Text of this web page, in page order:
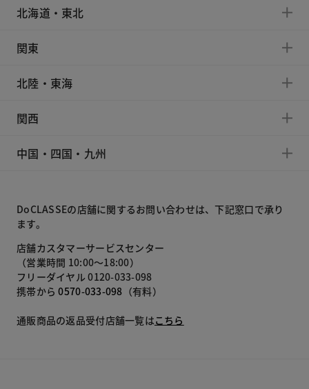
北海道・東北
関東
北陸・東海
関西
中国・四国・九州
DoCLASSEの店舗に関するお問い合わせは、下記窓口で承り
ます。
店舗カスタマーサービスセンター
（営業時間 10:00～18:00）
フリーダイヤル 0120-033-098
携帯から0570-033-098 （有料）
通販商品の返品受付店舗一覧はこちら